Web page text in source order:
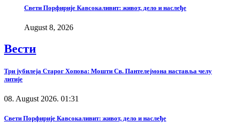
Свети Порфирије Кавсокаливит: живот, дело и наслеђе
August 8, 2026
Вести
Три јубилеја Старог Хопова: Мошти Св. Пантелејмона наставља челу
литије
08. August 2026. 01:31
Свети Порфирије Кавсокаливит: живот, дело и наслеђе